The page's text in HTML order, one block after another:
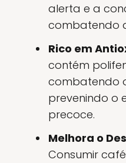
alerta e a
combatendo
Rico em
contém
combatendo
prevenindo o
precoce.
Melhora o
Consumir